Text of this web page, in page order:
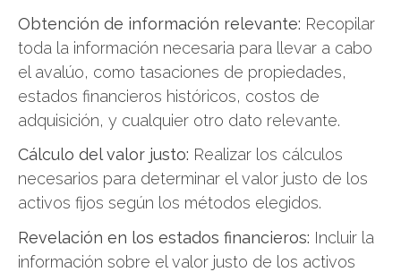
Obtención de información relevante: Recopilar
toda la información necesaria para llevar a cabo
el avalúo, como tasaciones de propiedades,
estados financieros históricos, costos de
adquisición, y cualquier otro dato relevante.
Cálculo del valor justo: Realizar los cálculos
necesarios para determinar el valor justo de los
activos fijos según los métodos elegidos.
Revelación en los estados financieros: Incluir la
información sobre el valor justo de los activos